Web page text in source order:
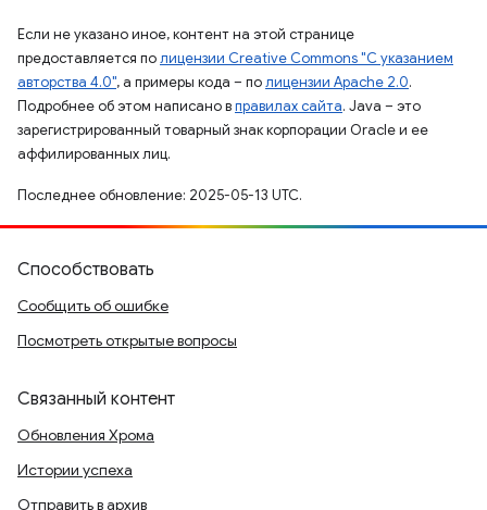
Если не указано иное, контент на этой странице
предоставляется полицензии Creative Commons "С указанием
авторства 4.0", а примеры кода – полицензии Apache 2.0.
Подробнее об этом написано вправилах сайта. Java – это
зарегистрированный товарный знак корпорации Oracle и ее
аффилированных лиц.
Последнее обновление: 2025-05-13 UTC.
Способствовать
Сообщить об ошибке
Посмотреть открытые вопросы
Связанный контент
Обновления Хрома
Истории успеха
Отправить в архив